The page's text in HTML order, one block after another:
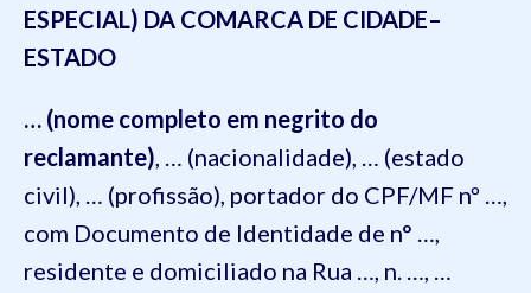
ESPECIAL) DA COMARCA DE CIDADE–
ESTADO
… (nome completo em negrito do
reclamante), … (nacionalidade), … (estado
civil), … (profissão), portador do CPF/MF nº …,
com Documento de Identidade de n° …,
residente e domiciliado na Rua …, n. …, …